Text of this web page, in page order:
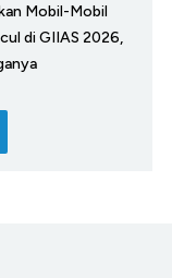
Mobil-Mobil
di GIIAS 2026,